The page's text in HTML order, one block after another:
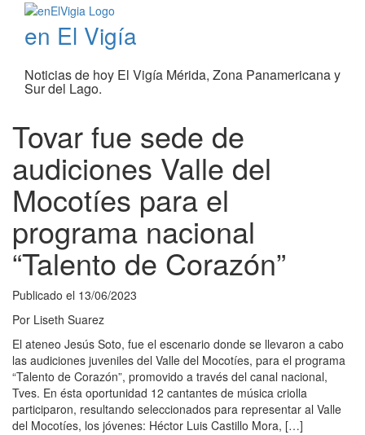
en El Vigía
Noticias de hoy El Vigía Mérida, Zona Panamericana y
Sur del Lago.
Tovar fue sede de
audiciones Valle del
Mocotíes para el
programa nacional
“Talento de Corazón”
Publicado el 13/06/2023
Por Liseth Suarez
El ateneo Jesús Soto, fue el escenario donde se llevaron a cabo
las audiciones juveniles del Valle del Mocotíes, para el programa
“Talento de Corazón”, promovido a través del canal nacional,
Tves. En ésta oportunidad 12 cantantes de música criolla
participaron, resultando seleccionados para representar al Valle
del Mocotíes, los jóvenes: Héctor Luis Castillo Mora, […]